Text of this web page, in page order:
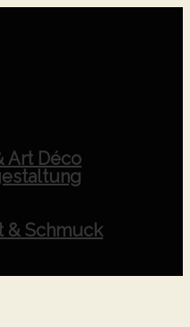
Art Déco
& Schmuck